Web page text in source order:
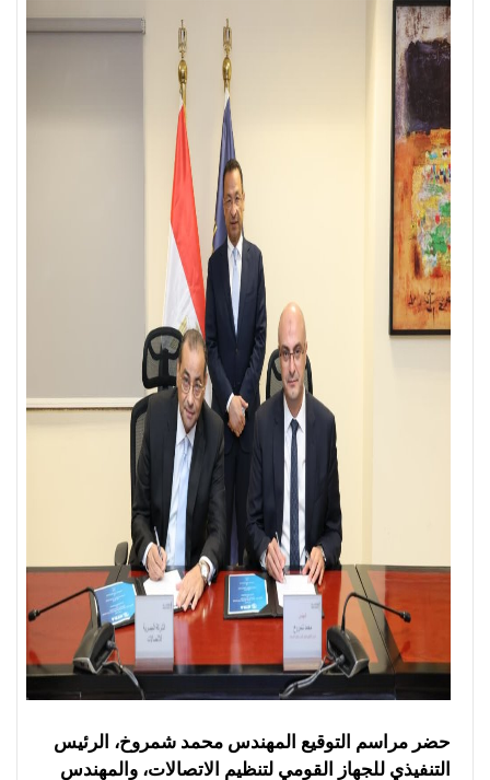
حضر مراسم التوقيع المهندس محمد شمروخ، الرئيس
التنفيذي للجهاز القومي لتنظيم الاتصالات، والمهندس